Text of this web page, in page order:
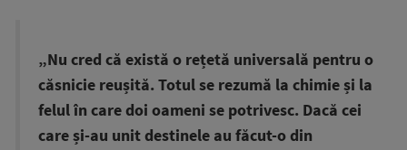
„Nu cred că există o rețetă universală pentru o
căsnicie reușită. Totul se rezumă la chimie și la
felul în care doi oameni se potrivesc. Dacă cei
care și-au unit destinele au făcut-o din